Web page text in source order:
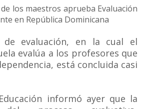
los maestros aprueba Evaluación
en República Dominicana
evaluación, en la cual el
evalúa a los profesores que
está concluida casi
informó ayer que la